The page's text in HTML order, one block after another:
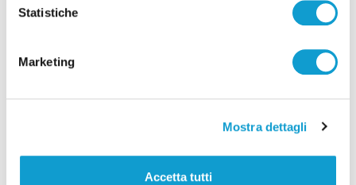
Statistiche
Marketing
Mostra dettagli
Accetta tutti